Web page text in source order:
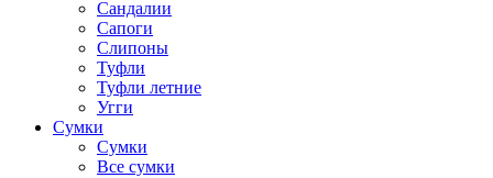
Сандалии
Сапоги
Слипоны
Туфли
Туфли летние
Угги
Сумки
Сумки
Все сумки